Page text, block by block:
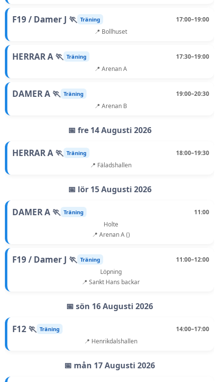
F19 / Damer J 🏃 Träning
17:00–19:00
📍 Bollhuset
HERRAR A 🏃 Träning
17:30–19:00
📍 Arenan A
DAMER A 🏃 Träning
19:00–20:30
📍 Arenan B
📅 fre 14 Augusti 2026
HERRAR A 🏃 Träning
18:00–19:30
📍 Fäladshallen
📅 lör 15 Augusti 2026
DAMER A 🏃 Träning
11:00
Holte
📍 Arenan A ()
F19 / Damer J 🏃 Träning
11:00–12:00
Löpning
📍 Sankt Hans backar
📅 sön 16 Augusti 2026
F12 🏃 Träning
14:00–17:00
📍 Henrikdalshallen
📅 mån 17 Augusti 2026